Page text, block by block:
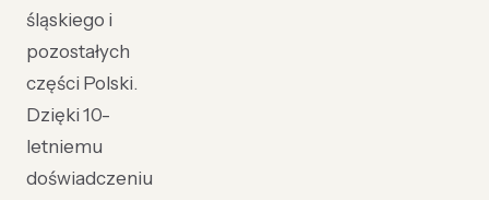
śląskiego i
pozostałych
części Polski.
Dzięki 10-
letniemu
doświadczeniu